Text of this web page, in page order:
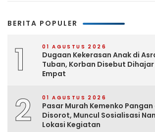
BERITA POPULER
1 01 AGUSTUS 2026
Dugaan Kekerasan Anak di
Tuban, Korban Disebut
Empat
2 01 AGUSTUS 2026
Pasar Murah Kemenko Pangan
Disorot, Muncul Sosialisasi
Lokasi Kegiatan